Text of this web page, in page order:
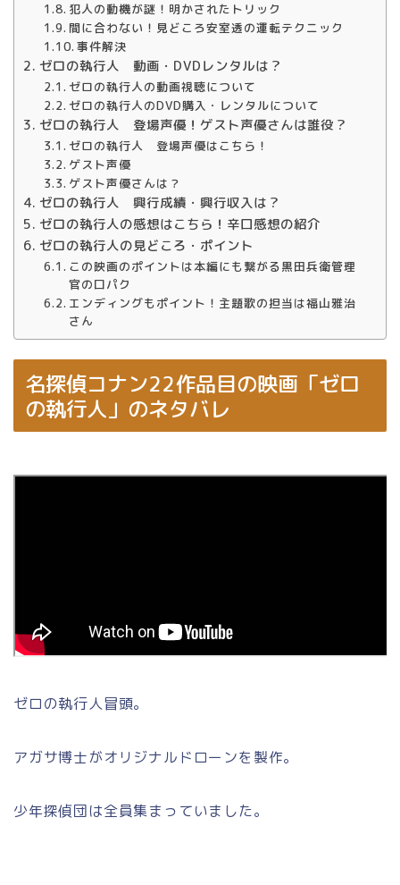
犯人の動機が謎！明かされたトリック
間に合わない！見どころ安室透の運転テクニック
事件解決
ゼロの執行人 動画・DVDレンタルは？
ゼロの執行人の動画視聴について
ゼロの執行人のDVD購入・レンタルについて
ゼロの執行人 登場声優！ゲスト声優さんは誰役？
ゼロの執行人 登場声優はこちら！
ゲスト声優
ゲスト声優さんは？
ゼロの執行人 興行成績・興行収入は？
ゼロの執行人の感想はこちら！辛口感想の紹介
ゼロの執行人の見どころ・ポイント
この映画のポイントは本編にも繋がる黒田兵衛管理
官の口パク
エンディングもポイント！主題歌の担当は福山雅治
さん
名探偵コナン22作品目の映画「ゼロ
の執行人」のネタバレ
ゼロの執行人冒頭。
アガサ博士がオリジナルドローンを製作。
少年探偵団は全員集まっていました。